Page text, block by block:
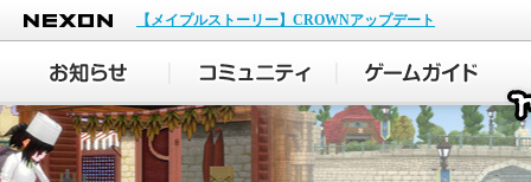
NEXON
【メイプルストーリー】CROWNアップデート